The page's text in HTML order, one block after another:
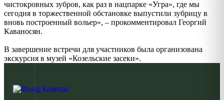
чистокровных зубров, как раз в нацпарке «Угра», где мы
сегодня в торжественной обстановке выпустили зубрицу в
вновь построенный вольер», – прокомментировал Георгий
Каваносян.
В завершение встречи для участников была организована
экскурсия в музей «Козельские засеки».